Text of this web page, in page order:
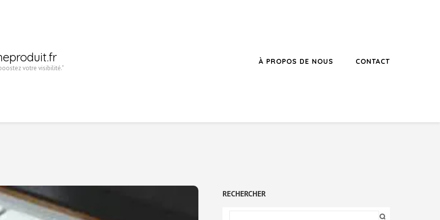
votre visibilité."
À PROPOS DE NOUS CONTACT
RECHERCHER